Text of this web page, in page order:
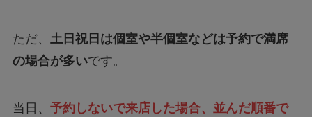
ただ、
土日祝日は個室や半個室などは予約で満席
の場合が多いです。
当日、 予約しないで来店した場合、並んだ順番で